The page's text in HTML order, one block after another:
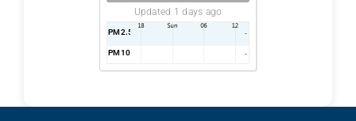
Updated 1 days ago
PM2.5 AQI -
PM10 AQI -